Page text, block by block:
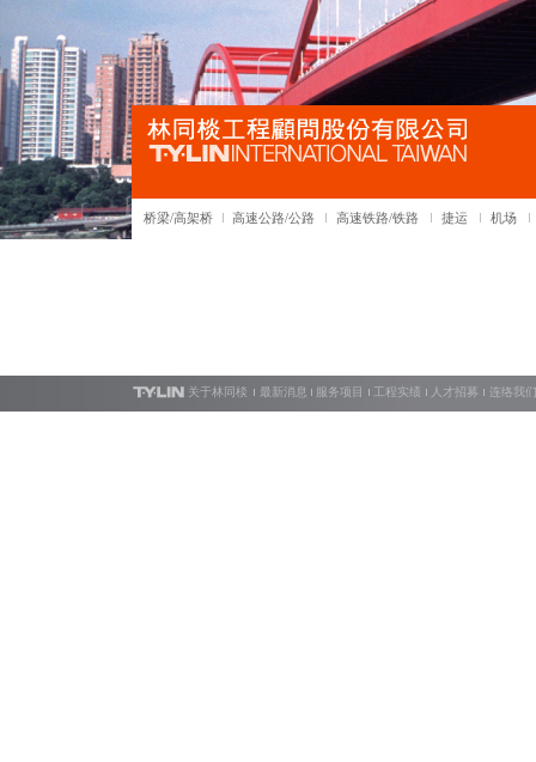
桥梁/高架桥 高速公路/公路 高速铁路/铁路 捷运 机场
关于林同棪 最新消息 服务项目 工程实绩 人才招募 连络我